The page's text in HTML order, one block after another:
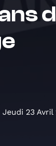
Jeudi 23 Avril